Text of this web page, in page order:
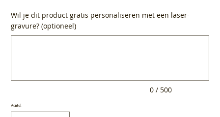
Wil je dit product gratis personaliseren met een laser-
gravure? (optioneel)
0 / 500
Aantal